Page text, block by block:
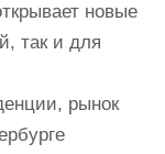
новые
так и для
рынок